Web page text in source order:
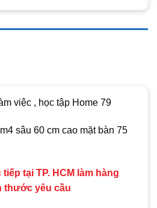
việc , học tập Home 79
sâu 60 cm cao mặt bàn 75
tại TP. HCM làm hàng
thước yêu cầu